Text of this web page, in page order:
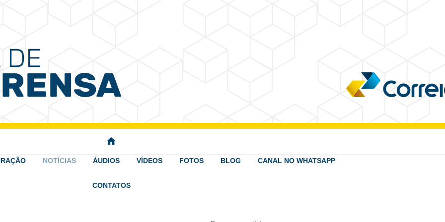
home
NOTÍCIAS ÁUDIOS VÍDEOS FOTOS BLOG CANAL NO WHATSAPP
CONTATOS